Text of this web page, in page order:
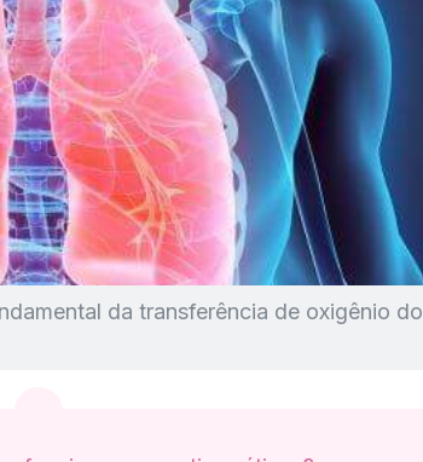
da transferência de oxigênio do